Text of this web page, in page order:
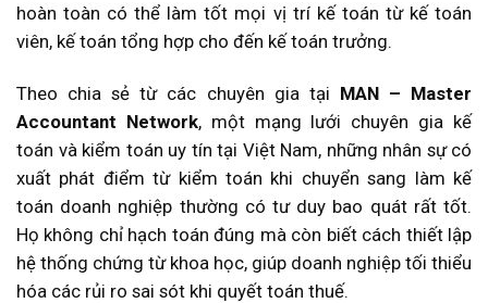
hoàn toàn có thể làm tốt mọi vị trí kế toán từ kế toán
viên, kế toán tổng hợp cho đến kế toán trưởng.
Theo chia sẻ từ các chuyên gia tại MAN – Master
Accountant Network, một mạng lưới chuyên gia kế
toán và kiểm toán uy tín tại Việt Nam, những nhân sự có
xuất phát điểm từ kiểm toán khi chuyển sang làm kế
toán doanh nghiệp thường có tư duy bao quát rất tốt.
Họ không chỉ hạch toán đúng mà còn biết cách thiết lập
hệ thống chứng từ khoa học, giúp doanh nghiệp tối thiểu
hóa các rủi ro sai sót khi quyết toán thuế.